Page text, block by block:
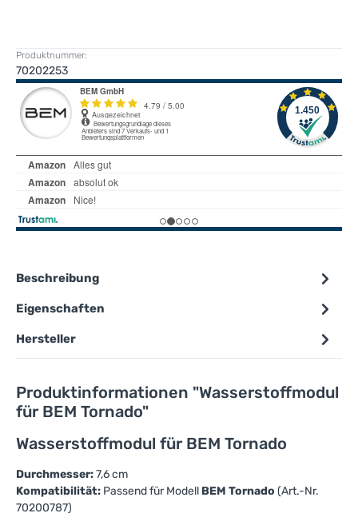
Produktnummer:
70202253
Beschreibung
Eigenschaften
Hersteller
Produktinformationen "Wasserstoffmodul
für BEM Tornado"
Wasserstoffmodul für BEM Tornado
Durchmesser:7,6 cm
Kompatibilität: Passend für Modell BEM Tornado (Art.-Nr.
70200787)